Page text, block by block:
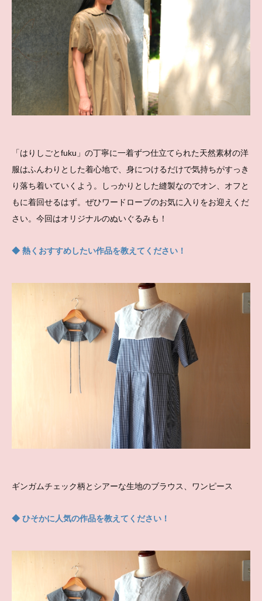
「はりしごとfuku」の丁寧に一着ずつ仕立てられた天然素材の洋
服はふんわりとした着心地で、身につけるだけで気持ちがすっき
り落ち着いていくよう。しっかりとした縫製なのでオン、オフと
もに着回せるはず。ぜひワードローブのお気に入りをお迎えくだ
さい。今回はオリジナルのぬいぐるみも！
◆ 熱くおすすめしたい作品を教えてください！
ギンガムチェック柄とシアーな生地のブラウス、ワンピース
◆ ひそかに人気の作品を教えてください！